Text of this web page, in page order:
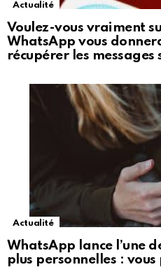
Actualité
Voulez-vous vraiment
WhatsApp vous
récupérer les messages
Actualité
WhatsApp lance l’une
plus personnelles :